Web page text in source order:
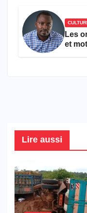
Les
et
Lire aussi